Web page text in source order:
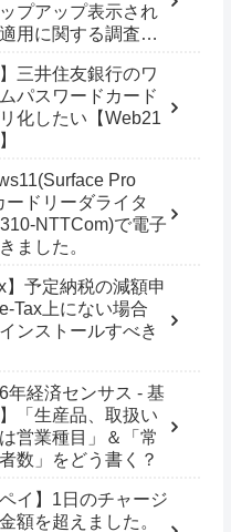
プアップ表示され
用に関する調査
】三井住友銀行のワ
パスワードカード
化したい【Web21
Pro
ードリーダライタ
NTTCom)で電子
ました。
】予定納税の減額申
Tax上にない場合
インストールすべき
6年経済センサス - 基
「生産品、取扱い
営業種目」＆「常
数」をどう書く？
ペイ】1日のチャージ
額を超えました。